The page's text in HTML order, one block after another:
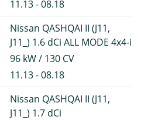
11.13 - 08.18
Nissan QASHQAI II (J11,
J11_) 1.6 dCi ALL MODE 4x4-i
96 kW / 130 CV
11.13 - 08.18
Nissan QASHQAI II (J11,
J11_) 1.7 dCi